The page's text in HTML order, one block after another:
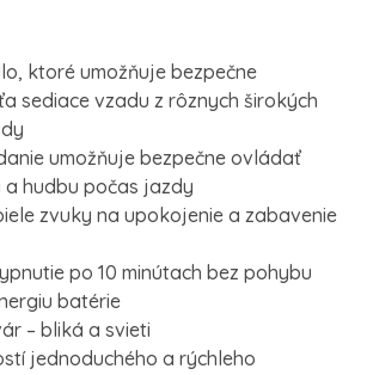
ktoré umožňuje bezpečne
sediace vzadu z rôznych širokých
umožňuje bezpečne ovládať
hudbu počas jazdy
zvuky na upokojenie a zabavenie
po 10 minútach bez pohybu
batérie
– bliká a svieti
jednoduchého a rýchleho